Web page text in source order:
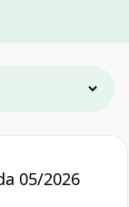
05/2026